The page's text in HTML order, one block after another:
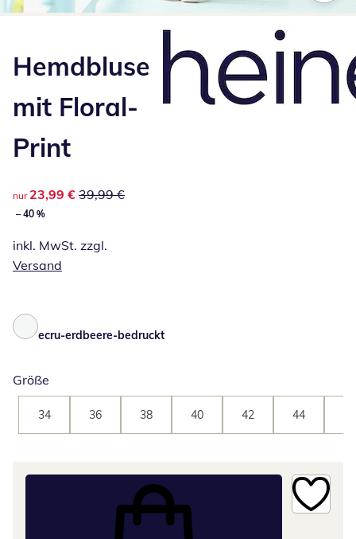
Hemdbluse
mit Floral-
Print
reduzierter Preis 23,99 €, vorheriger Preis: 39,99 €
nur 23,99 € 39,99 €
– 40 %
inkl. MwSt. zzgl.
Versand
ecru-erdbeere-bedruckt
Größe
34 36 38 40 42 44